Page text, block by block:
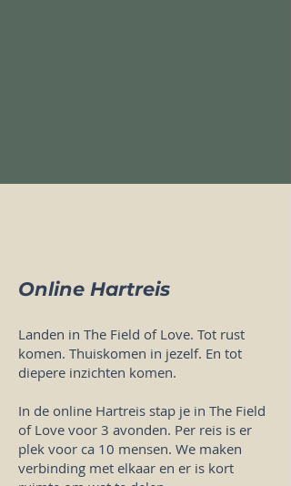
Online Hartreis
Landen in The Field of Love. Tot rust
komen. Thuiskomen in jezelf. En tot
diepere inzichten komen.
In de online Hartreis stap je in The Field
of Love voor 3 avonden. Per reis is er
plek voor ca 10 mensen. We maken
verbinding met elkaar en er is kort